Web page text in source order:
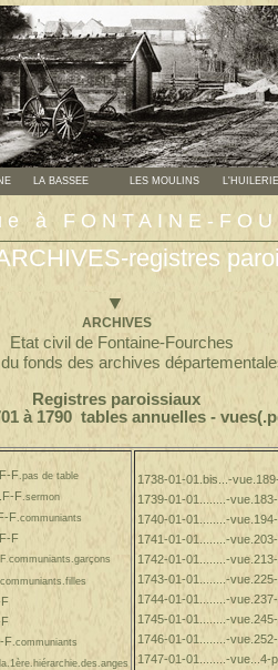
LA BASSEE LES MOULINS L'HUILERIE
à FONTAINE-
registres
▼
ARCHIVES
Etat civil de Fontaine-Fourches
fonds des archives
Registres paroissiaux
1790 tables annuelles -
F .pas de table
F.sermon
F .communiants
F
communiants.garçons
F .communiants
des.anges
1738-01-01.bis...-
1739-01-01........-
1740-01-01........-
1741-01-01........-
1742-01-01........-
1743-01-01........-
1744-01-01........-
1745-01-01........-
1746-01-01........-
1747-01-01........-vue...4-